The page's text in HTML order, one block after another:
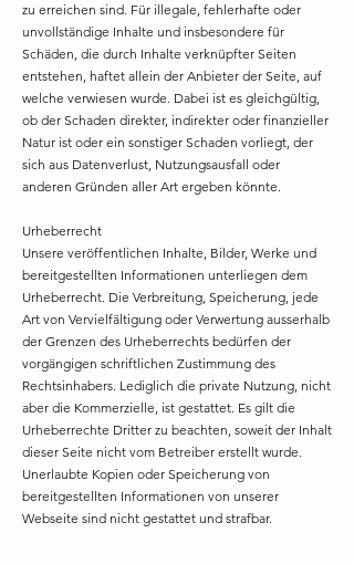
zu erreichen sind. Für illegale, fehlerhafte oder
unvollständige Inhalte und insbesondere für
Schäden, die durch Inhalte verknüpfter Seiten
entstehen, haftet allein der Anbieter der Seite, auf
welche verwiesen wurde. Dabei ist es gleichgültig,
ob der Schaden direkter, indirekter oder finanzieller
Natur ist oder ein sonstiger Schaden vorliegt, der
sich aus Datenverlust, Nutzungsausfall oder
anderen Gründen aller Art ergeben könnte.
Urheberrecht
Unsere veröffentlichen Inhalte, Bilder, Werke und
bereitgestellten Informationen unterliegen dem
Urheberrecht. Die Verbreitung, Speicherung, jede
Art von Vervielfältigung oder Verwertung ausserhalb
der Grenzen des Urheberrechts bedürfen der
vorgängigen schriftlichen Zustimmung des
Rechtsinhabers. Lediglich die private Nutzung, nicht
aber die Kommerzielle, ist gestattet. Es gilt die
Urheberrechte Dritter zu beachten, soweit der Inhalt
dieser Seite nicht vom Betreiber erstellt wurde.
Unerlaubte Kopien oder Speicherung von
bereitgestellten Informationen von unserer
Webseite sind nicht gestattet und strafbar.